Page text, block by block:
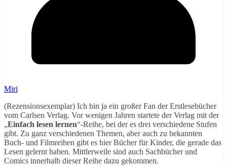
Miri
(Rezensionsexemplar) Ich bin ja ein großer Fan der Erstlesebücher
vom Carlsen Verlag. Vor wenigen Jahren startete der Verlag mit der
„Einfach lesen lernen“-Reihe, bei der es drei verschiedene Stufen
gibt. Zu ganz verschiedenen Themen, aber auch zu bekannten
Buch- und Filmreihen gibt es hier Bücher für Kinder, die gerade das
Lesen gelernt haben. Mittlerweile sind auch Sachbücher und
Comics innerhalb dieser Reihe dazu gekommen.